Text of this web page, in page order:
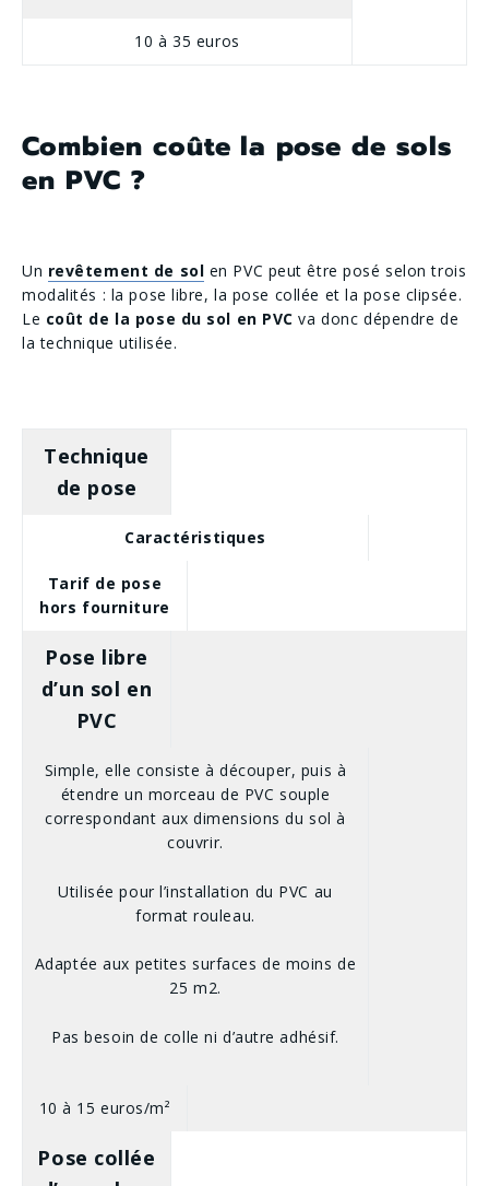
10 à 35 euros
Combien coûte la pose de sols
en PVC ?
Un revêtement de sol en PVC peut être posé selon trois
modalités : la pose libre, la pose collée et la pose clipsée.
Le coût de la pose du sol en PVC va donc dépendre de
la technique utilisée.
Technique
de pose
Caractéristiques
Tarif de pose
hors fourniture
Pose libre
d’un sol en
PVC
Simple, elle consiste à découper, puis à
étendre un morceau de PVC souple
correspondant aux dimensions du sol à
couvrir.
Utilisée pour l’installation du PVC au
format rouleau.
Adaptée aux petites surfaces de moins de
25 m2.
Pas besoin de colle ni d’autre adhésif.
10 à 15 euros/m²
Pose collée